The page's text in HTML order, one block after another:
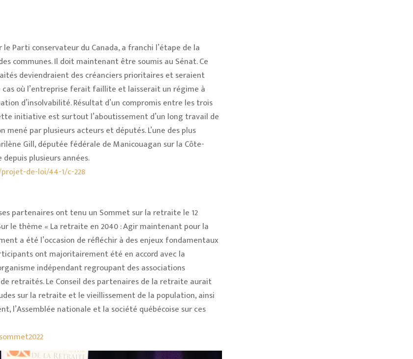
le Parti conservateur du Canada, a franchi l’étape de la
communes. Il doit maintenant être soumis au Sénat. Ce
deviendraient des créanciers prioritaires et seraient
cas où l’entreprise ferait faillite et laisserait un régime à
d’insolvabilité. Résultat d’un compromis entre les trois
initiative est surtout l’aboutissement d’un long travail de
par plusieurs acteurs et députés. L’une des plus
Gill, députée fédérale de Manicouagan sur la Côte-
plusieurs années.
de-loi/44-1/c-228
partenaires ont tenu un Sommet sur la retraite le 12
le thème « La retraite en 2040 : Agir maintenant pour la
a été l’occasion de réfléchir à des enjeux fondamentaux
ont majoritairement été en accord avec la
indépendant regroupant des associations
retraités. Le Conseil des partenaires de la retraite aurait
sur la retraite et le vieillissement de la population, ainsi
l’Assemblée nationale et la société québécoise sur ces